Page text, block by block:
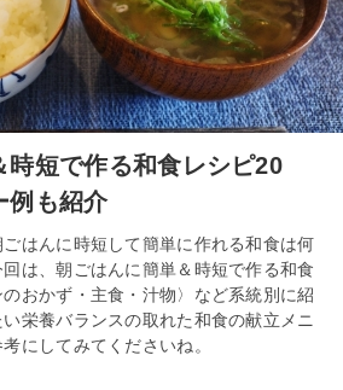
時短で作る和食レシピ20
例も紹介
ごはんに時短して簡単に作れる和食は何
は、朝ごはんに簡単＆時短で作る和食
おかず・主食・汁物〉など系統別に紹
栄養バランスの取れた和食の献立メニ
にしてみてくださいね。